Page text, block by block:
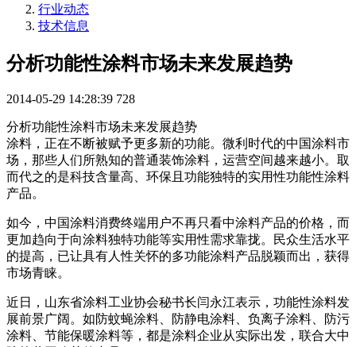
行业动态
技术信息
分析功能性涂料市场未来发展趋势
2014-05-29 14:28:39 728
分析功能性涂料市场未来发展趋势
涂料，正在不断被赋予更多新的功能。微利时代的中国涂料市
场，那些人们所熟知的普通装饰涂料，运营空间越来越小。取
而代之的是科技含量高、环保且功能独特的实用性功能性涂料
产品。
如今，中国涂料消费终端用户不再只看中涂料产品的价格，而
更加趋向于向涂料独特功能等实用性需求靠拢。民众生活水平
的提高，已让具有人性关怀的多功能涂料产品脱颖而出，获得
市场青睐。
近日，山东省涂料工业协会秘书长闫永江表示，功能性涂料发
展前景广阔。如防蚊蝇涂料、防静电涂料、负离子涂料、防污
涂料、节能保暖涂料等，都是涂料企业从实际出发，联合大中